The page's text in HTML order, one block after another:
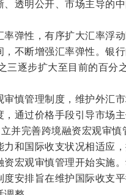
透明公开、市场主导的中
弹性，有序扩大汇率浮
不断增强汇率弹性。银
逐步扩大至目前的百分之
慎管理制度，维护外汇
，通过价格手段引导市场
立并完善跨境融资宏观审
和国际收支状况相适应
宏观审慎管理开始实施
安排旨在维护国际收支